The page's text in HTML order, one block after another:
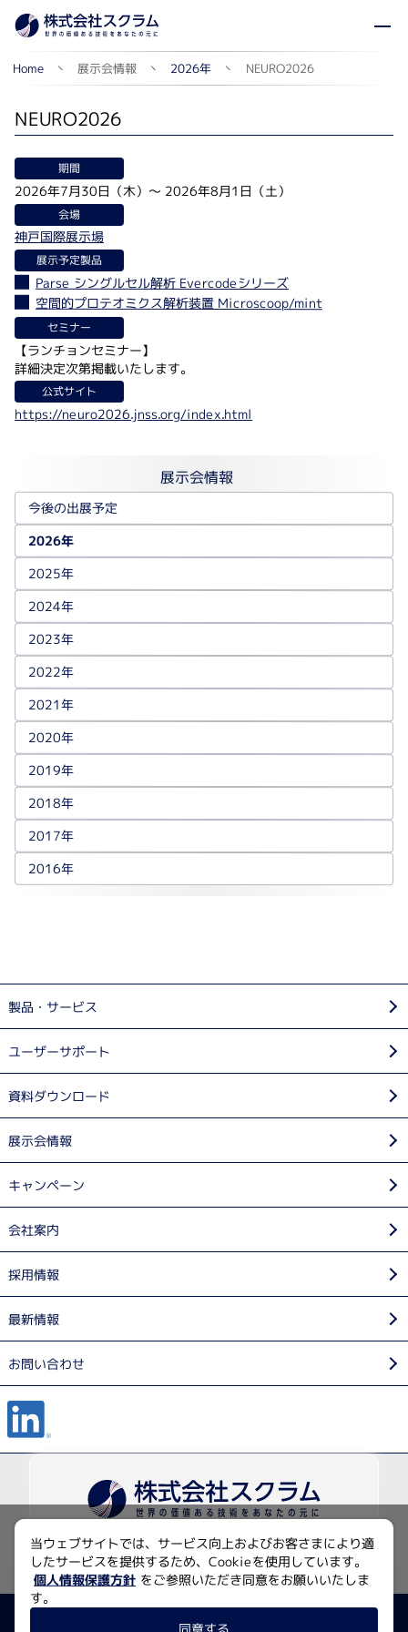
Home 展示会情報 2026年 NEURO2026
NEURO2026
期間
2026年7月30日（木） ～ 2026年8月1日（土）
会場
神戸国際展示場
展示予定製品
Parse シングルセル解析 Evercodeシリーズ
空間的プロテオミクス解析装置 Microscoop/mint
セミナー
【ランチョンセミナー】
詳細決定次第掲載いたします。
公式サイト
https://neuro2026.jnss.org/index.html
展示会情報
今後の出展予定
2026年
2025年
2024年
2023年
2022年
2021年
2020年
2019年
2018年
2017年
2016年
当ウェブサイトでは、サービス向上およびお客さまにより適
したサービスを提供するため、Cookieを使用しています。
個人情報保護方針 をご参照いただき同意をお願いいたしま
す。
〒135-0014 東京都江東区石島2-14
Imas Riverside 4F
製品・サービス
ユーザーサポート
資料ダウンロード
展示会情報
キャンペーン
会社案内
採用情報
最新情報
お問い合わせ